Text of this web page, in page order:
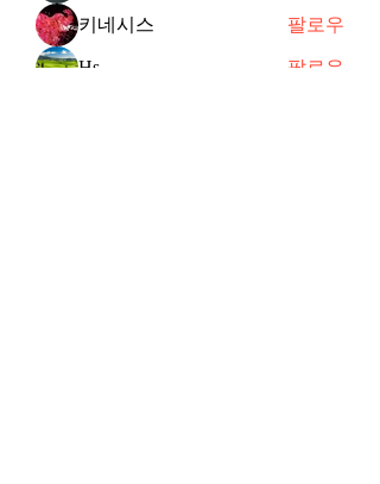
키네시스 팔로우
Hs 팔로우